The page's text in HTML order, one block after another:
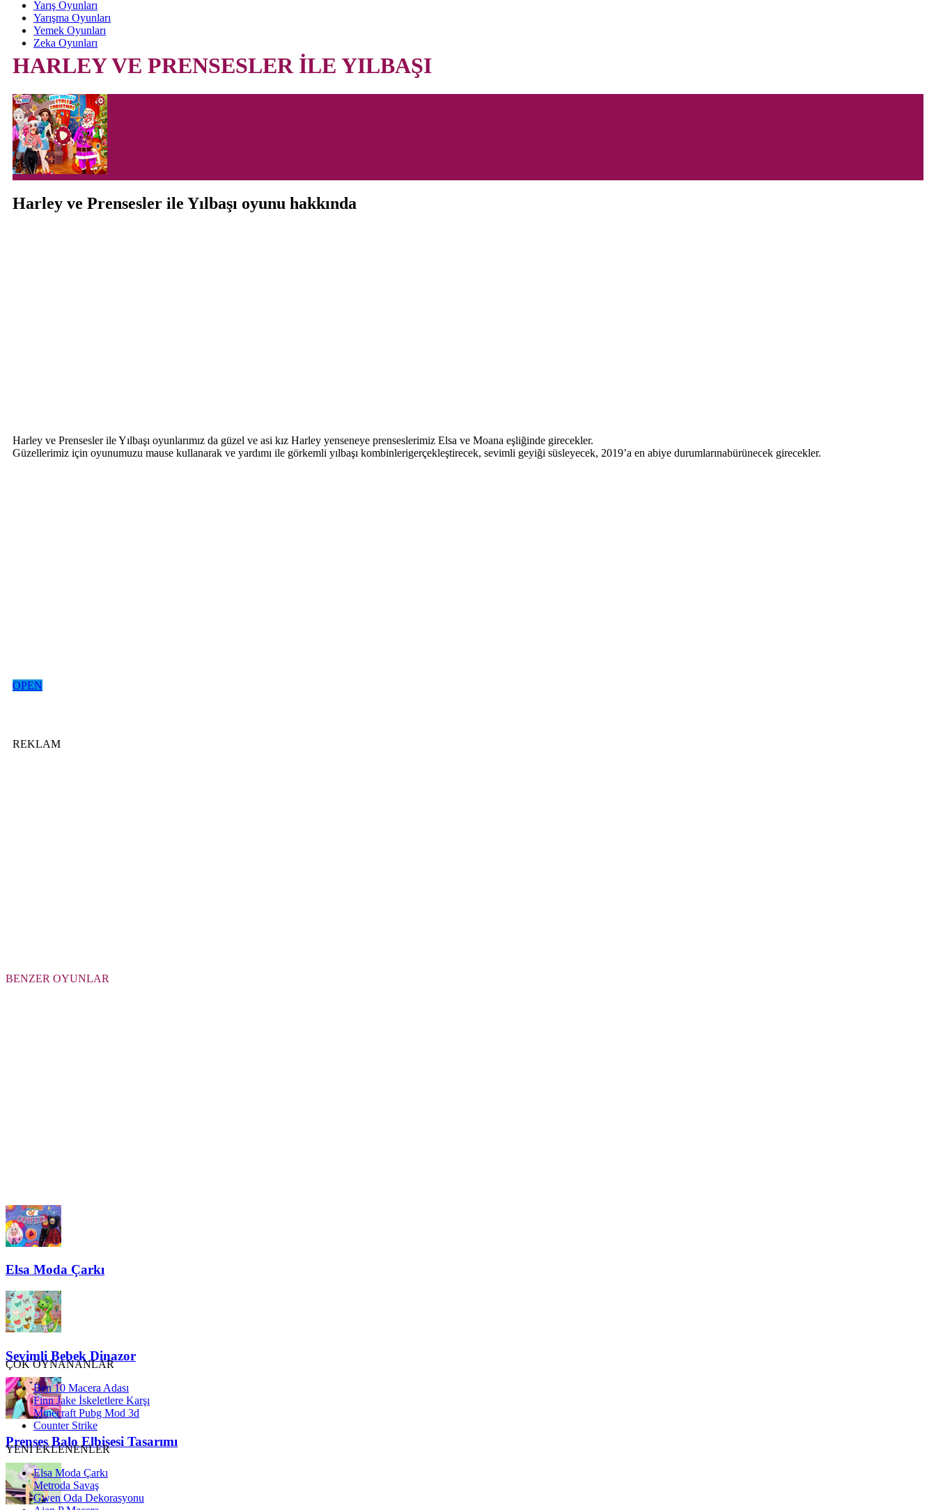
Yarış Oyunları
Yarışma Oyunları
Yemek Oyunları
Zeka Oyunları
HARLEY VE PRENSESLER İLE YILBAŞI
Harley ve Prensesler ile Yılbaşı oyunu hakkında
Harley ve Prensesler ile Yılbaşı oyunlarımız da güzel ve asi kız Harley yenseneye prenseslerimiz Elsa ve Moana eşliğinde girecekler.
Güzellerimiz için oyunumuzu mause kullanarak ve yardımı ile görkemli yılbaşı kombinlerigerçekleştirecek, sevimli geyiği süsleyecek, 2019’a en abiye durumlarınabürünecek girecekler.
OPEN
REKLAM
BENZER OYUNLAR
Elsa Moda Çarkı
Sevimli Bebek Dinazor
Prenses Balo Elbisesi Tasarımı
ÇOK OYNANANLAR
Ben 10 Macera Adası
Finn Jake İskeletlere Karşı
Minecraft Pubg Mod 3d
Counter Strike
YENİ EKLENENLER
Elsa Moda Çarkı
Metroda Savaş
Gwen Oda Dekorasyonu